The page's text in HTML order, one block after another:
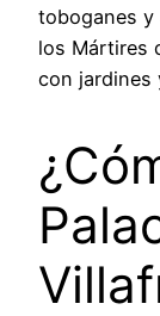
toboganes y
los Mártires
con jardines